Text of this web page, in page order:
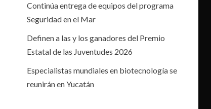
Continúa entrega de equipos del programa
Seguridad en el Mar
Definen a las y los ganadores del Premio
Estatal de las Juventudes 2026
Especialistas mundiales en biotecnología se
reunirán en Yucatán